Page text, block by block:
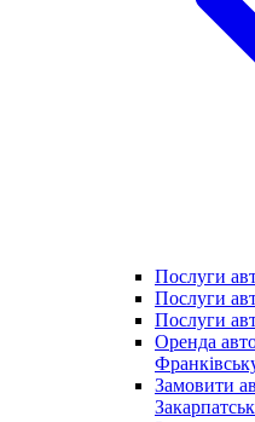
Послуги
Послуги
Послуги
Оренда
Замовити